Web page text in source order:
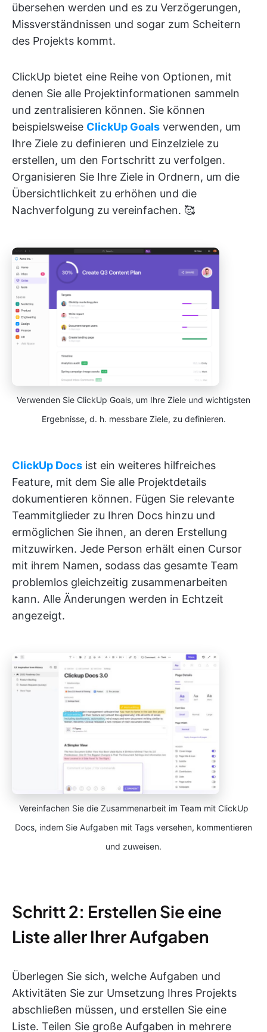
übersehen werden und es zu Verzögerungen,
Missverständnissen und sogar zum Scheitern
des Projekts kommt.
ClickUp bietet eine Reihe von Optionen, mit
denen Sie alle Projektinformationen sammeln
und zentralisieren können. Sie können
beispielsweise ClickUp Goals verwenden, um
Ihre Ziele zu definieren und Einzelziele zu
erstellen, um den Fortschritt zu verfolgen.
Organisieren Sie Ihre Ziele in Ordnern, um die
Übersichtlichkeit zu erhöhen und die
Nachverfolgung zu vereinfachen. 🥰
Verwenden Sie ClickUp Goals, um Ihre Ziele und wichtigsten
Ergebnisse, d. h. messbare Ziele, zu definieren.
ClickUp Docs ist ein weiteres hilfreiches
Feature, mit dem Sie alle Projektdetails
dokumentieren können. Fügen Sie relevante
Teammitglieder zu Ihren Docs hinzu und
ermöglichen Sie ihnen, an deren Erstellung
mitzuwirken. Jede Person erhält einen Cursor
mit ihrem Namen, sodass das gesamte Team
problemlos gleichzeitig zusammenarbeiten
kann. Alle Änderungen werden in Echtzeit
angezeigt.
Vereinfachen Sie die Zusammenarbeit im Team mit ClickUp
Docs, indem Sie Aufgaben mit Tags versehen, kommentieren
und zuweisen.
Schritt 2: Erstellen Sie eine
Liste aller Ihrer Aufgaben
Überlegen Sie sich, welche Aufgaben und
Aktivitäten Sie zur Umsetzung Ihres Projekts
abschließen müssen, und erstellen Sie eine
Liste. Teilen Sie große Aufgaben in mehrere